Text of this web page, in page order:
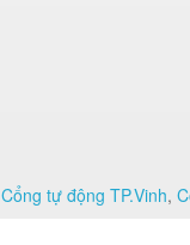
Cổng tự động TP.Vinh,